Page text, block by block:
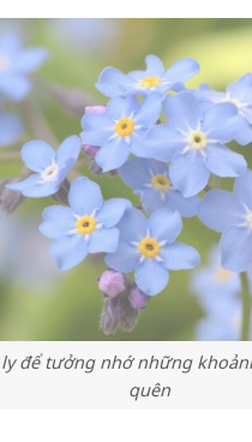
để tưởng nhớ những
quên